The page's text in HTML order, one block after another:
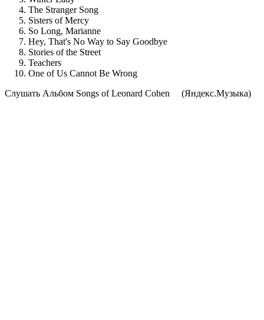
The Stranger Song
Sisters of Mercy
So Long, Marianne
Hey, That's No Way to Say Goodbye
Stories of the Street
Teachers
One of Us Cannot Be Wrong
Cлушать Альбом Songs of Leonard Cohen
(Яндекс.Музыка)